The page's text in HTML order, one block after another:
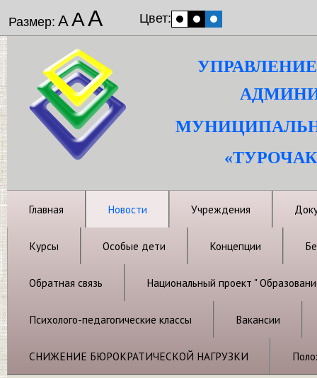
Размер: ААА Цвет:
Главная Новости Учреждения
Курсы Особые дети Концепции
Обратная связь Национальный проект "
Психолого-педагогические классы Вакансии
СНИЖЕНИЕ БЮРОКРАТИЧЕСКОЙ НАГРУЗКИ